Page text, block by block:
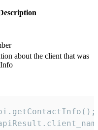
about the client that was